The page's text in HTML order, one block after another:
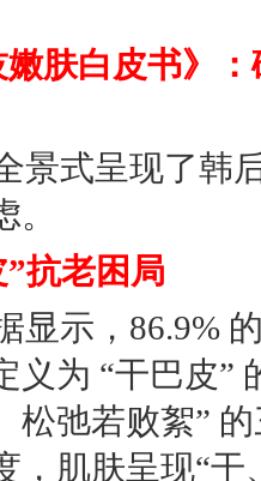
肤白皮书》
景式呈现了韩
抗老困局
显示，86.9%
义为 “干巴皮”
松弛若败絮”
，肌肤呈现“